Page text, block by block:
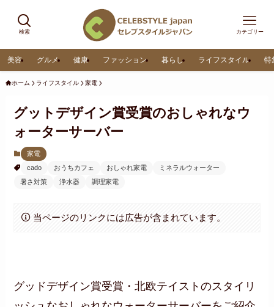
検索 カテゴリー
美容 グルメ 健康 ファッション 暮らし ライフスタイル 特
ホーム ライフスタイル 家電
グットデザイン賞受賞のおしゃれなウ
ォーターサーバー
家電
cado
おうちカフェ おしゃれ家電
ミネラルウォーター
暑さ対策
浄水器 調理家電
当ページのリンクには広告が含まれています。
グッドデザイン賞受賞・北欧テイストのスタイリ